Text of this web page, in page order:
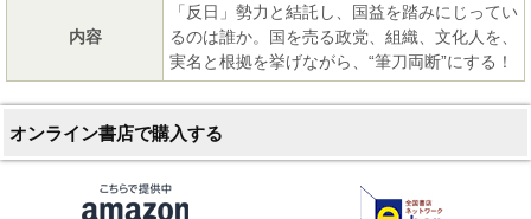
内容
「反日」勢力と結託し、国益を踏みにじってい
るのは誰か。国を売る政党、組織、文化人を、
実名と根拠を挙げながら、“筆刀両断”にする！
オンライン書店で購入する